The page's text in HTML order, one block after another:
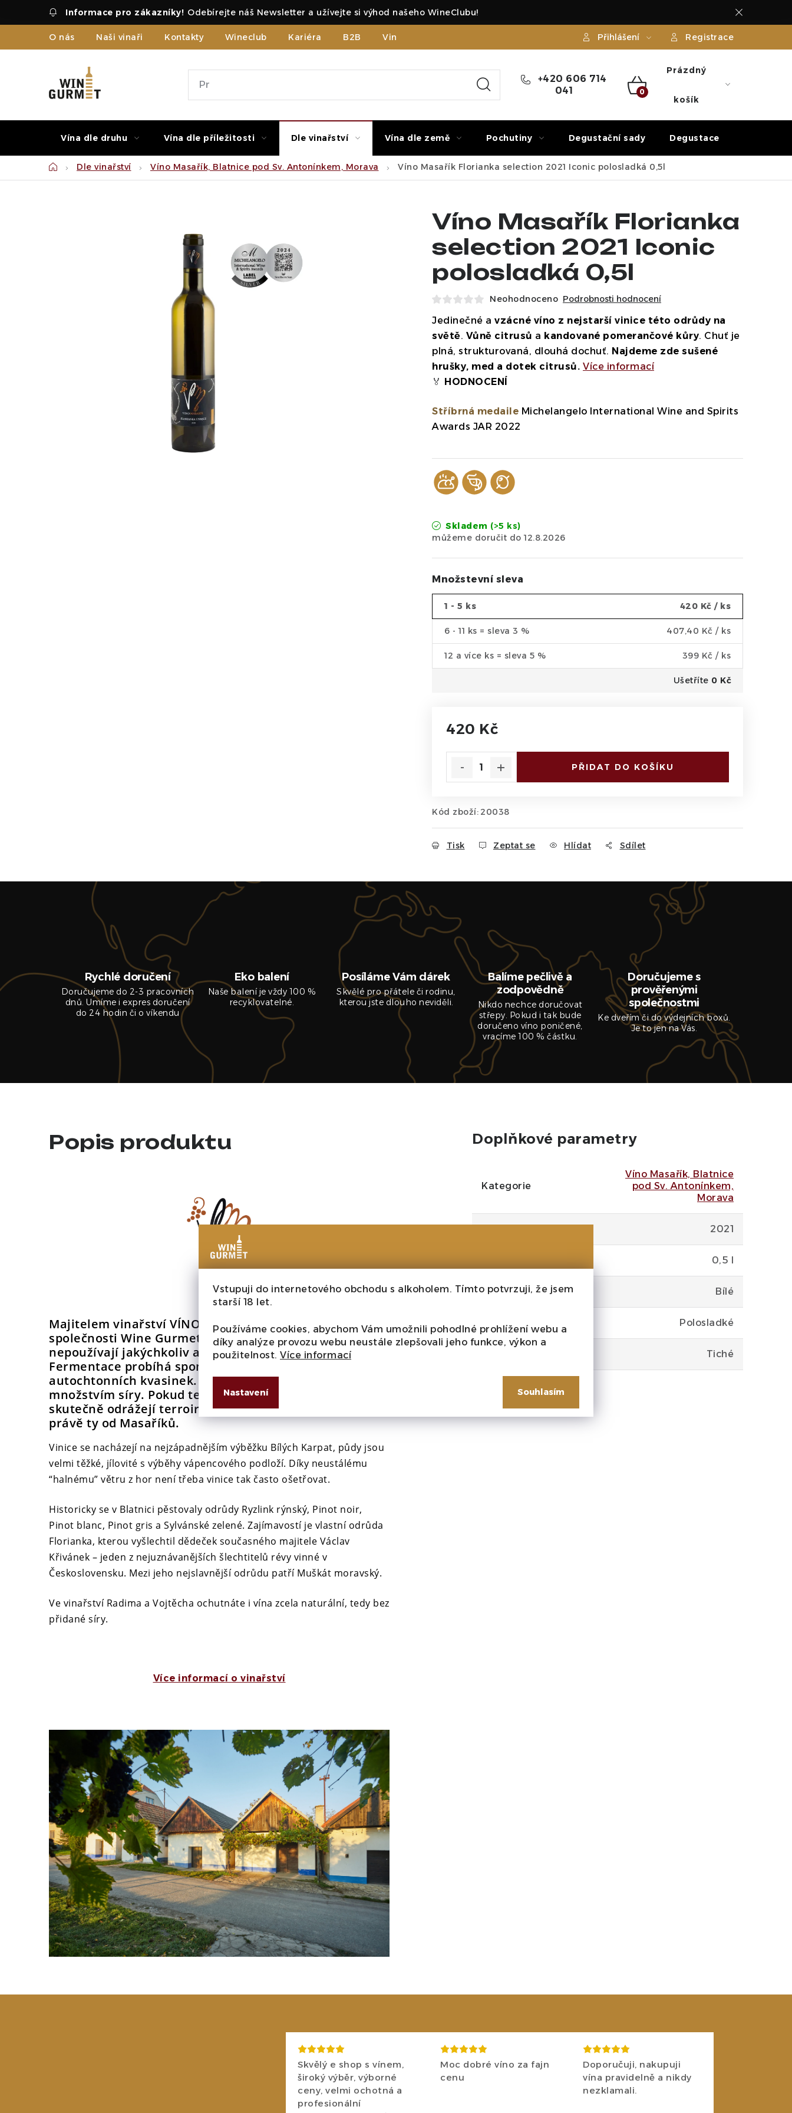
Vstupuji do internetového obchodu s alkoholem. Tímto potvrzuji, že jsem
starší 18 let.
Používáme cookies, abychom Vám umožnili pohodlné prohlížení webu a
díky analýze provozu webu neustále zlepšovali jeho funkce, výkon a
použitelnost. Více informací
Nastavení Souhlasím
Odebírejte náš Newsletter a užívejte si výhod našeho WineClubu!
O nás Naši vinaři Kontakty Wineclub Kariéra B2B Vinné zážitky Přihlášení Registrace
+420 606 714
041
NÁKUPNÍ
Prázdný
košík
Vína dle druhu Vína dle příležitosti Dle vinařství Vína dle země Pochutiny Degustační sady Degustace
DomůDle vinařství Víno Masařík, Blatnice pod Sv. Antonínkem, Morava Víno Masařík Florianka selection 2021 Iconic polosladká 0,5l
Víno Masařík Florianka
selection 2021 Iconic
polosladká 0,5l
Neohodnoceno Podrobnosti hodnocení
Jedinečné a vzácné víno z nejstarší vinice této odrůdy na
světě. Vůně citrusů a kandované pomerančové kůry. Chuť je
plná, strukturovaná, dlouhá dochuť. Najdeme zde sušené
hrušky, med a dotek citrusů. Více informací
🏅 HODNOCENÍ
Stříbrná medaile Michelangelo International Wine and Spirits
Awards JAR 2022
Skladem (>5 ks)
12.8.2026
Množstevní sleva
1 - 5 ks 420 Kč / ks
6 - 11 ks = sleva 3 % 407,40 Kč / ks
12 a více ks = sleva 5 % 399 Kč / ks
Ušetříte 0 Kč
420 Kč
PŘIDAT DO KOŠÍKU
Kód zboží: 20038
Tisk Zeptat se Hlídat Sdílet
Rychlé doručení
Doručujeme do 2-3 pracovních
dnů. Umíme i expres doručení
do 24 hodin či o víkendu
Eko balení
Naše balení je vždy 100 %
recyklovatelné.
Posíláme Vám dárek
Skvělé pro přátele či rodinu,
kterou jste dlouho neviděli.
Balíme pečlivě a
zodpovědně
Nikdo nechce doručovat
střepy. Pokud i tak bude
doručeno víno poničené,
vracíme 100 % částku.
Doručujeme s
prověřenými
společnostmi
Ke dveřím či do výdejních boxů.
Je to jen na Vás.
Popis produktu
Majitelem vinařství VÍNO MASAŘÍKje i spolumajitel
společnosti Wine Gurmet Radim Masařík. Ve vinařství
nepoužívají jakýchkoliv aditiv a cizorodých látek.
Fermentace probíhá spontánně nebo za použití
autochtonních kvasinek. Pracují pouze s minimálním
množstvím síry. Pokud tedy chcete ochutnat vína, která
skutečně odrážejí terroir samotného místa, pak jsou to
právě ty od Masaříků.
Vinice se nacházejí na nejzápadnějším výběžku Bílých Karpat, půdy jsou
velmi těžké, jílovité s výběhy vápencového podloží. Díky neustálému
“halnému” větru z hor není třeba vinice tak často ošetřovat.
Historicky se v Blatnici pěstovaly odrůdy Ryzlink rýnský, Pinot noir,
Pinot blanc, Pinot gris a Sylvánské zelené. Zajímavostí je vlastní odrůda
Florianka, kterou vyšlechtil dědeček současného majitele Václav
Křivánek – jeden z nejuznávanějších šlechtitelů révy vinné v
Československu. Mezi jeho nejslavnější odrůdu patří Muškát moravský.
Ve vinařství Radima a Vojtěcha ochutnáte i vína zcela naturální, tedy bez
přidané síry.
Více informací o vinařství
Doplňkové parametry
Kategorie
Víno Masařík, Blatnice
pod Sv. Antonínkem,
Morava
2021
0,5 l
Barva Bílé
Cukr Polosladké
Tiché
Skvělý e shop s vínem,
široký výběr, výborné
ceny, velmi ochotná a
profesionální
Moc dobré víno za fajn
cenu
Doporučuji, nakupuji
vína pravidelně a nikdy
nezklamali.